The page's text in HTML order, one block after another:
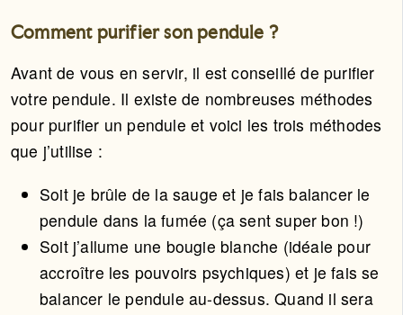
Comment purifier son pendule ?
Avant de vous en servir, il est conseillé de purifier
votre pendule. Il existe de nombreuses méthodes
pour purifier un pendule et voici les trois méthodes
que j’utilise :
Soit je brûle de la sauge et je fais balancer le
pendule dans la fumée (ça sent super bon !)
Soit j’allume une bougie blanche (idéale pour
accroître les pouvoirs psychiques) et je fais se
balancer le pendule au-dessus. Quand il sera